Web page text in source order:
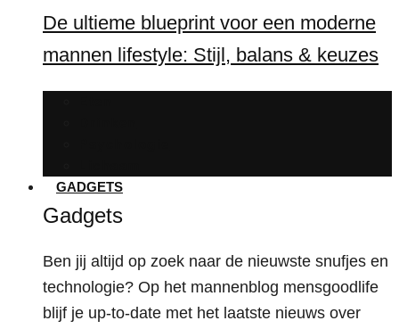
De ultieme blueprint voor een moderne
mannen lifestyle: Stijl, balans & keuzes
GADGETS
Gadgets
Ben jij altijd op zoek naar de nieuwste snufjes en
technologie? Op het mannenblog mensgoodlife
blijf je up-to-date met het laatste nieuws over